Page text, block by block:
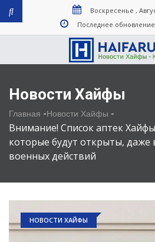
Воскресенье ,
Последнее
Новости Хайфы
Главная -Новости Хайфы -
Внимание! Список аптек
которые будут открыты, даже
военных действий
НОВОСТИ ХАЙФЫ